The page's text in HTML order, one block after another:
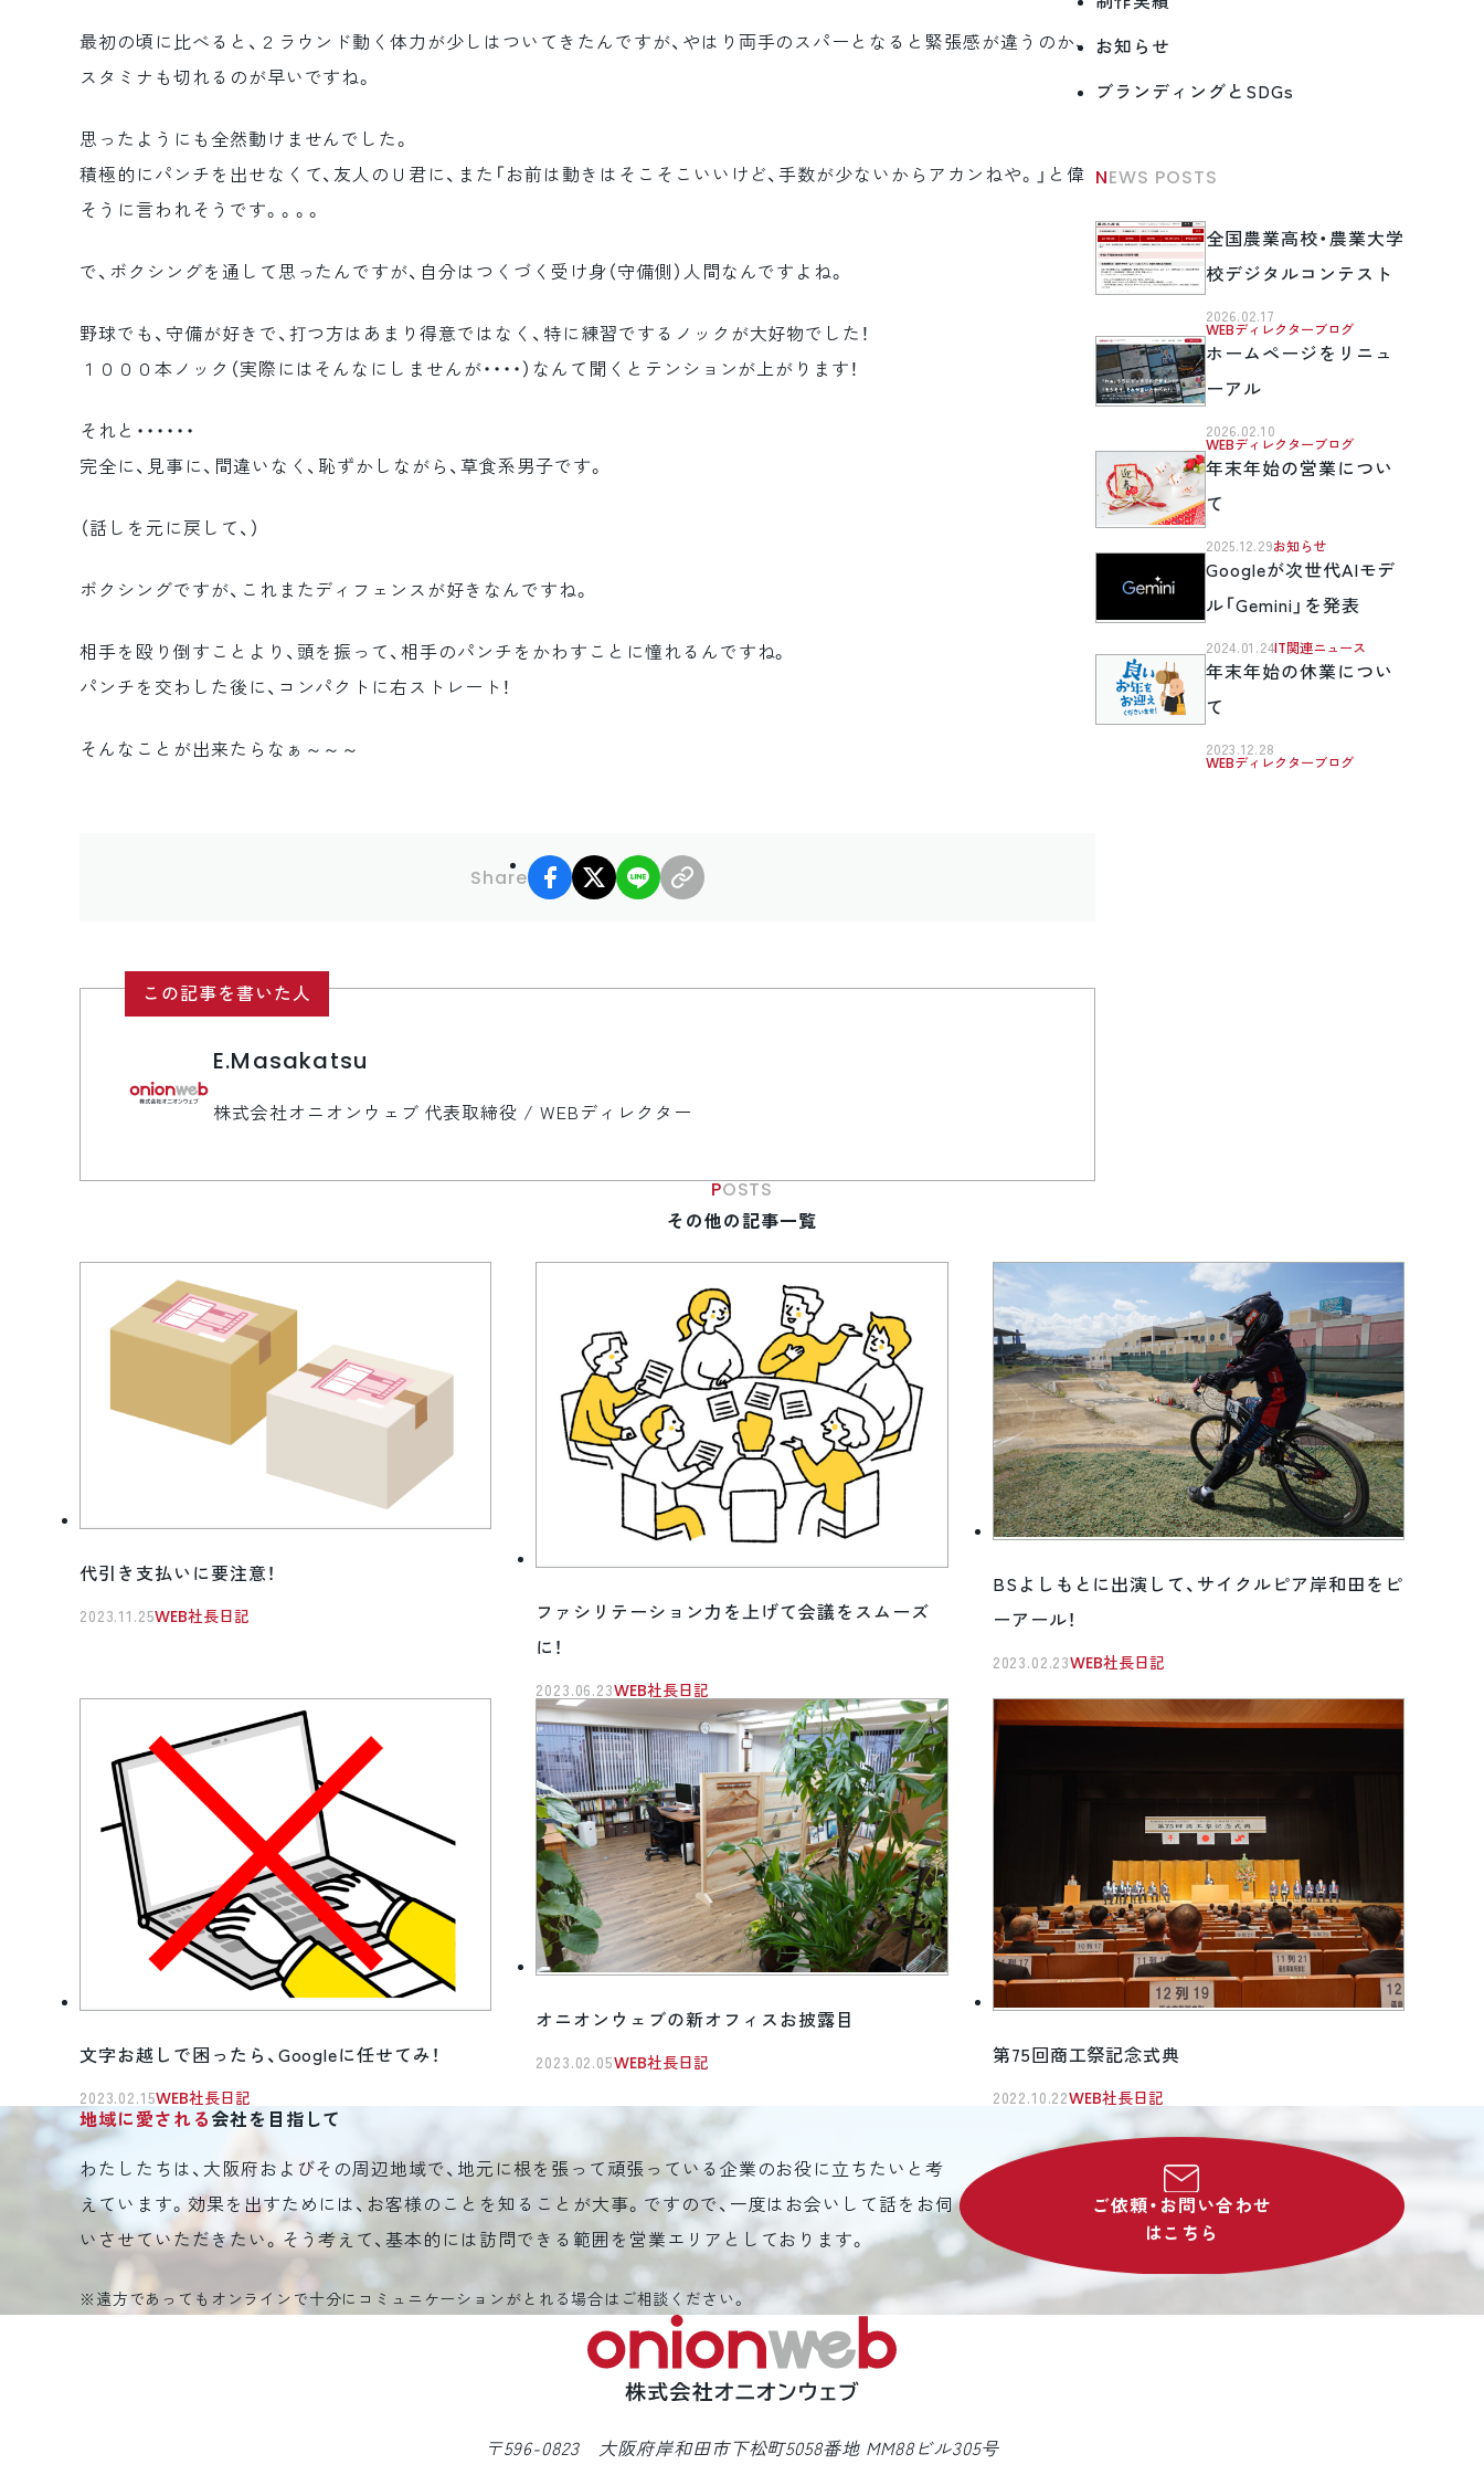
最初の頃に比べると、２ラウンド動く体力が少しはついてきたんですが、やはり両手のスパーとなると緊張感が違うのか、
スタミナも切れるのが早いですね。
思ったようにも全然動けませんでした。
積極的にパンチを出せなくて、友人のＵ君に、また「お前は動きはそこそこいいけど、手数が少ないからアカンねや。」と偉
そうに言われそうです。。。。
で、ボクシングを通して思ったんですが、自分はつくづく受け身（守備側）人間なんですよね。
野球でも、守備が好きで、打つ方はあまり得意ではなく、特に練習でするノックが大好物でした！
１０００本ノック（実際にはそんなにしませんが・・・・）なんて聞くとテンションが上がります！
それと・・・・・・
完全に、見事に、間違いなく、恥ずかしながら、草食系男子です。
（話しを元に戻して、）
ボクシングですが、これまたディフェンスが好きなんですね。
相手を殴り倒すことより、頭を振って、相手のパンチをかわすことに憧れるんですね。
パンチを交わした後に、コンパクトに右ストレート！
そんなことが出来たらなぁ～～～
Share
facebook
X LINE
この記事を書いた人
E.Masakatsu
株式会社オニオンウェブ 代表取締役 / WEBディレクター
お知らせ
ブランディングとSDGs
NEWS POSTS
全国農業高校・農業大学
校デジタルコンテスト
2026.02.17
WEBディレクターブログ
ホームページをリニュ
ーアル
2026.02.10
WEBディレクターブログ
年末年始の営業につい
て
2025.12.29お知らせ
Googleが次世代AIモデ
ル「Gemini」を発表
2024.01.24 IT関連ニュース
年末年始の休業につい
て
2023.12.28
WEBディレクターブログ
POSTS
その他の記事一覧
代引き支払いに要注意！
2023.11.25WEB社長日記
ファシリテーション力を上げて会議をスムーズ
に！
2023.06.23WEB社長日記
BSよしもとに出演して、サイクルピア岸和田をピ
ーアール！
2023.02.23WEB社長日記
文字お越しで困ったら、Googleに任せてみ！
2023.02.15WEB社長日記
オニオンウェブの新オフィスお披露目
2023.02.05WEB社長日記 第75回商工祭記念式典
2022.10.22WEB社長日記
地域に愛される会社を目指して
わたしたちは、大阪府およびその周辺地域で、地元に根を張って頑張っている企業のお役に立ちたいと考
えています。効果を出すためには、お客様のことを知ることが大事。ですので、一度はお会いして話をお伺
いさせていただきたい。そう考えて、基本的には訪問できる範囲を営業エリアとしております。
※遠方であってもオンラインで十分にコミュニケーションがとれる場合はご相談ください。
ご依頼・お問い合わせ
はこちら
〒596-0823 大阪府岸和田市下松町5058番地 MM88ビル305号